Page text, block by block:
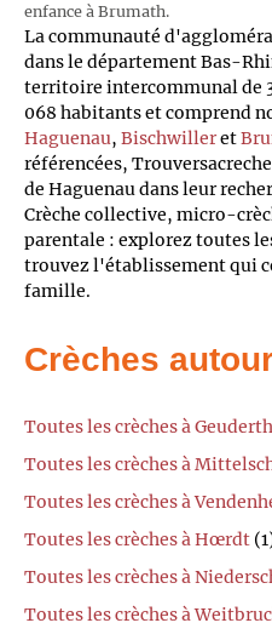
enfance à Brumath.
La communauté
dans le département Bas-
territoire intercommunal de
068 habitants et comprend
Haguenau, Bischwilleret
référencées,
de Haguenau dans leur
Crèche collective, micro-
parentale : explorez toutes
trouvez l'établissement qui
famille.
Crèches
Toutes les crèches à
Toutes les crèches à
Toutes les crèches à
Toutes les crèches à Hœrdt
Toutes les crèches à
Toutes les crèches à